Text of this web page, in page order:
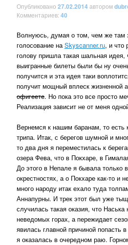
Опубликовано27.02.2014автором
Комментариев:40
Волнуюсь, думая о том, чем же там
голосование наSkyscanner.ru, и что
голову пришла такая шальная идея,
выигранные билеты были бы ну
получится и эта идея таки
получит мощный вплеск жизненной
офигеете. Но пока это все просто
Реализация зависит не от меня
Вернемся к нашим баранам, то есть
трипа. Итак, с берегов шумной и
то два дня я переместилась к
озера Фева, что в Покхаре, в
До этого в Непале я бывала только
окрестностях, а о Покхаре как-то
много народу итак ехало туда
Аннапурны. И трек этот был уже
случилась такая оказия, что Наська
неведомых горах, а пережидает
явилась главной причиной попасть
я оказалась в очередном раю.